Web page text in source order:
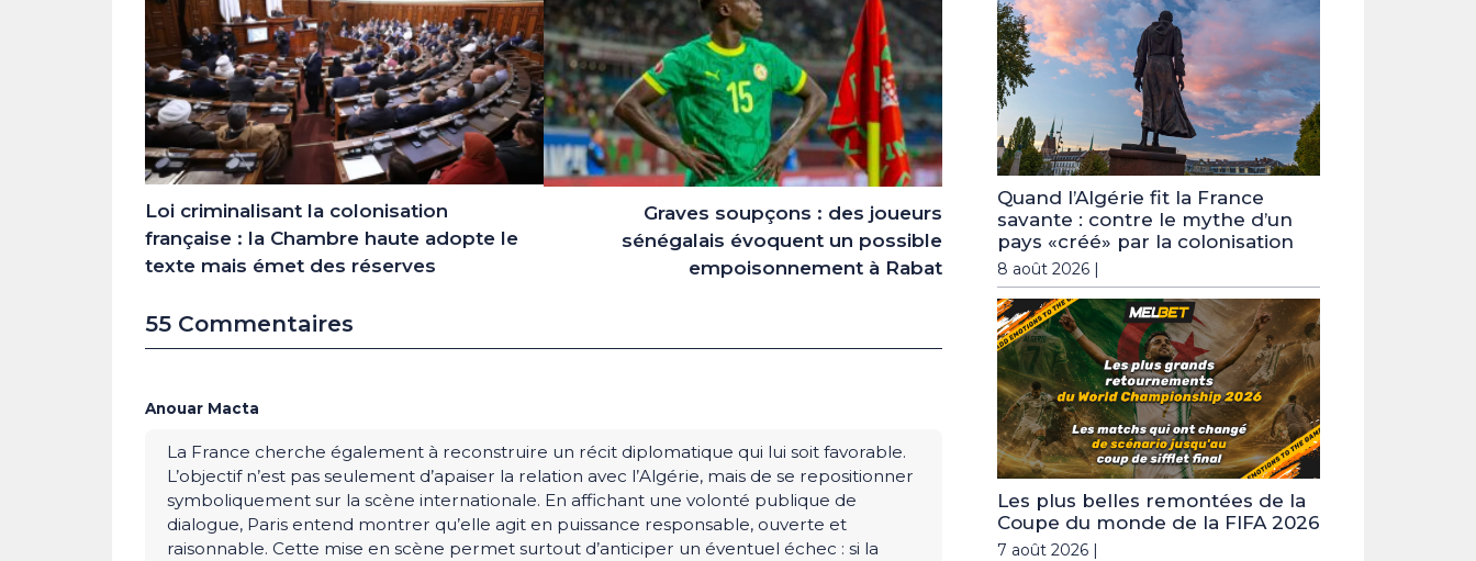
Loi criminalisant la colonisation
française : la Chambre haute adopte le
texte mais émet des réserves
Graves soupçons : des joueurs
sénégalais évoquent un possible
empoisonnement à Rabat
55 Commentaires
Anouar Macta
La France cherche également à reconstruire un récit diplomatique qui lui soit favorable.
L’objectif n’est pas seulement d’apaiser la relation avec l’Algérie, mais de se repositionner
symboliquement sur la scène internationale. En affichant une volonté publique de
dialogue, Paris entend montrer qu’elle agit en puissance responsable, ouverte et
raisonnable. Cette mise en scène permet surtout d’anticiper un éventuel échec : si la
Quand l’Algérie fit la France
savante : contre le mythe d’un
pays «créé» par la colonisation
8 août 2026 |
Les plus belles remontées de la
Coupe du monde de la FIFA 2026
7 août 2026 |